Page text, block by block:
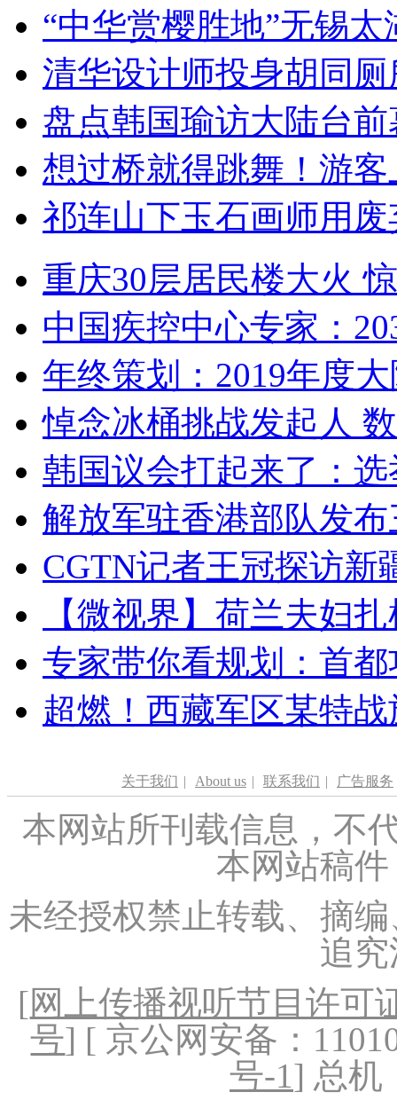
“中华赏樱胜地”无锡
清华设计师投身胡同
盘点韩国瑜访大陆台
想过桥就得跳舞！游客
祁连山下玉石画师用
重庆30层居民楼大火
中国疾控中心专家：
年终策划：2019年度
悼念冰桶挑战发起人
韩国议会打起来了：
解放军驻香港部队发
CGTN记者王冠探访新
【微视界】荷兰夫妇
专家带你看规划：首
超燃！西藏军区某特
关于我们 | About us | 联系我们 | 广告服务
本网站所刊载信息，不
本网站稿
未经授权禁止转载、摘
追
[网上传播视听节目许可
号] [ 京公网安备：
号-1] 总机